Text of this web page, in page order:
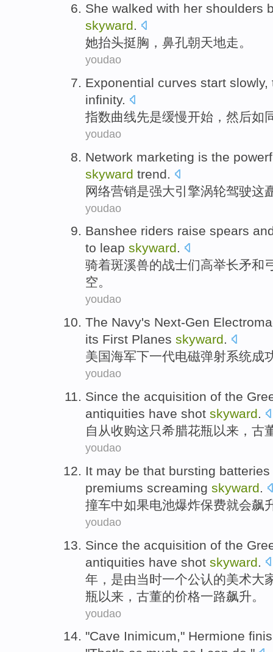
She walked with her shoulders
skyward.
她抬头挺胸， 鼻孔朝天地走。
youdao
Exponential curves start slowly,
infinity.
指数曲线先是缓慢开始 ， 然后如
youdao
Network marketing is the
skyward trend
网络营销是强大引擎涡轮驾驶这
youdao
Banshee riders raise spears
to leap skyward.
骑着斑溪兽的战士们高举长矛和
空。
youdao
The Navy's Next-Gen
its First Planes skyward.
美国海军下一代电磁弹射系统成
youdao
Since the acquisition of the
antiquities have shot skyward.
自从收购这只希腊花瓶以来， 古
youdao
It may be that bursting batteries
premiums screaming skyward.
撞车中如果电池爆炸保费就会飙
youdao
Since the acquisition of the
antiquities have shot skyward
年 ，是由当时一个公认 的美术大
瓶 以来， 古董的价格一路飙升。
youdao
"Cave Inimicum," Hermione